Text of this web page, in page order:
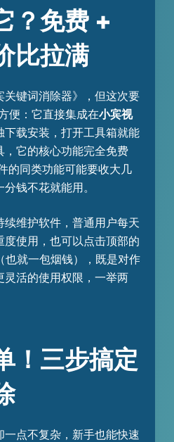
？免费 +
比拉满
键词消除器》，但这次要
便：它直接集成在小宾视
下载安装，打开工具箱就能
它的核心功能完全免费
同类功能可能要收大几
钱不花就能用。
续维护软件，普通用户每天
使用，也可以点击顶部的
也就一包烟钱），既是对作
活的使用权限，一举两
！三步搞定
一点不复杂，新手也能快速